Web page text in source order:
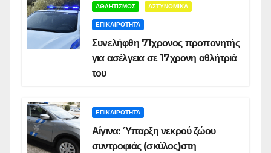
ΑΘΛΗΤΙΣΜΟΣ ΑΣΤΥΝΟΜΙΚΑ
ΕΠΙΚΑΙΡΟΤΗΤΑ
Συνελήφθη 71χρονος προπονητής
για ασέλγεια σε 17χρονη αθλήτριά
του
ΕΠΙΚΑΙΡΟΤΗΤΑ
Αίγινα: Ύπαρξη νεκρού ζώου
συντροφιάς (σκύλος)στη